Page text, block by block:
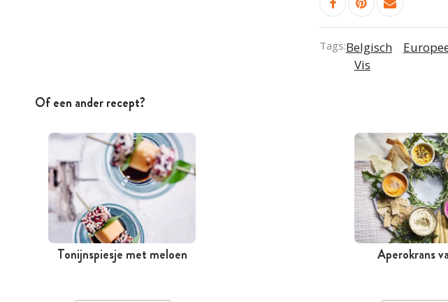
Tags:Belgisch
Vis
Of een ander recept?
Tonijnspiesje met meloen Aperokrans